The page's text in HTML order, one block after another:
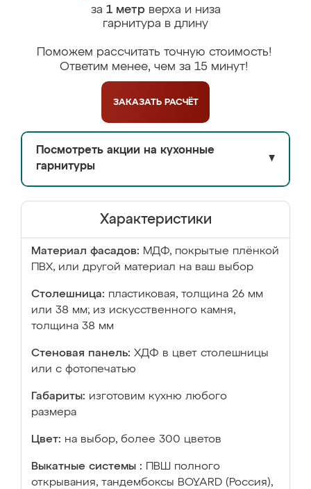
за 1 метрверха и низа
гарнитура в длину
Поможем рассчитать точную стоимость!
Ответим менее, чем за 15 минут!
ЗАКАЗАТЬ РАСЧЁТ
Посмотреть акции на кухонные
гарнитуры
▼
Характеристики
Материал фасадов: МДФ, покрытые плёнкой
ПВХ, или другой материал на ваш выбор
Столешница: пластиковая, толщина 26 мм
или 38 мм; из искусственного камня,
толщина 38 мм
Стеновая панель: ХДФ в цвет столешницы
или с фотопечатью
Габариты: изготовим кухню любого
размера
Цвет: на выбор, более 300 цветов
Выкатные системы :
ПВШ полного
открывания, тандембоксы BOYARD (Россия),